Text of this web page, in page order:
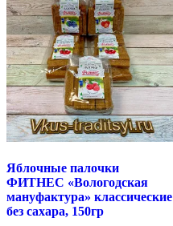
Яблочные палочки
ФИТНЕС «Вологодская
мануфактура» классические
без сахара, 150гр